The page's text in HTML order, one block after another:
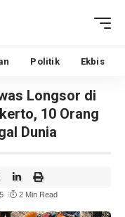
Politik Ekbis
Longsor di
10 Orang
Dunia
2 Min Read